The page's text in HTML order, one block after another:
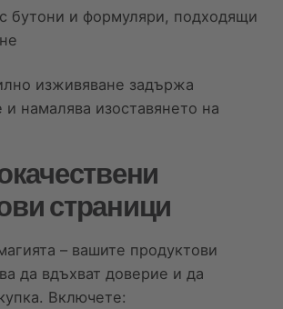
бутони и формуляри, подходящи
изживяване задържа
и намалява изоставянето на
страници
– вашите продуктови
да вдъхват доверие и да
Включете: